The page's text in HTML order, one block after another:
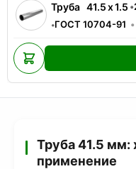
Труба 41.5x1.5 •
•ГОСТ 10704-91
Труба 41.5 мм:
применение